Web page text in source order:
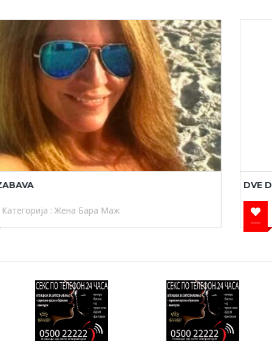
DVE DRUGARKI
Категорија :Жена Бара Маж